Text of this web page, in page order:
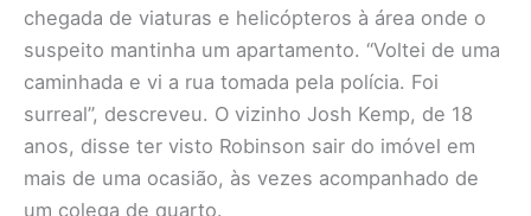
chegada de viaturas e helicópteros à área onde o
suspeito mantinha um apartamento. “Voltei de uma
caminhada e vi a rua tomada pela polícia. Foi
surreal”, descreveu. O vizinho Josh Kemp, de 18
anos, disse ter visto Robinson sair do imóvel em
mais de uma ocasião, às vezes acompanhado de
um colega de quarto.